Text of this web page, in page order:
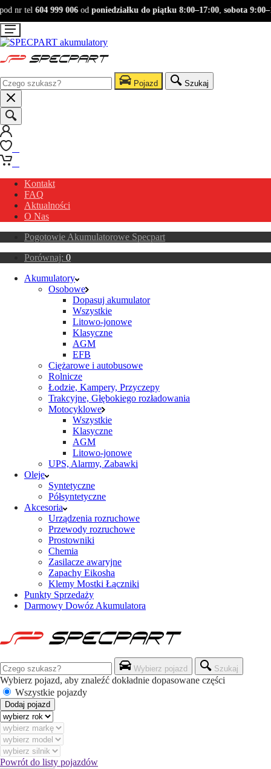
nr tel604 999 006odponiedziałku do piątku 8:00–17:00,sobota
Pojazd Szukaj
Kontakt
FAQ
Aktualności
O Nas
Pogotowie Akumulatorowe Specpart
Porównaj: 0
Akumulatory
Osobowe
Dopasuj akumulator
Wszystkie
Litowo-jonowe
Klasyczne
AGM
EFB
Ciężarowe i autobusowe
Rolnicze
Łodzie, Kampery, Przyczepy
Trakcyjne, Głębokiego rozładowania
Motocyklowe
Wszystkie
Klasyczne
AGM
Litowo-jonowe
UPS, Alarmy, Zabawki
Oleje
Syntetyczne
Półsyntetyczne
Akcesoria
Urządzenia rozruchowe
Przewody rozruchowe
Prostowniki
Chemia
Zasilacze awaryjne
Zapachy Eikosha
Klemy Mostki Łączniki
Punkty Sprzedaży
Darmowy Dowóz Akumulatora
Wybierz pojazd Szukaj
Wybierz pojazd, aby znaleźć dokładnie dopasowane części
Wszystkie pojazdy
Dodaj pojazd
Powrót do listy pojazdów